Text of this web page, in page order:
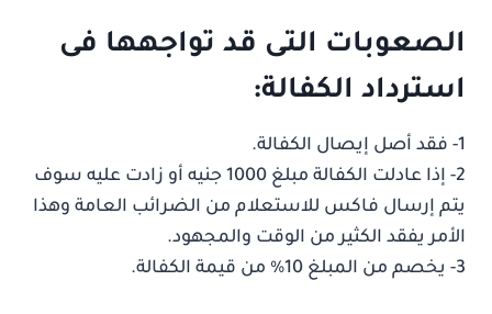
الصعوبات التى قد تواجهها فى
استرداد الكفالة:
1- فقد أصل إيصال الكفالة.
2- إذا عادلت الكفالة مبلغ 1000 جنيه أو زادت عليه سوف
يتم إرسال فاكس للاستعلام من الضرائب العامة وهذا
الأمر يفقد الكثير من الوقت والمجهود.
3- يخصم من المبلغ 10% من قيمة الكفالة.